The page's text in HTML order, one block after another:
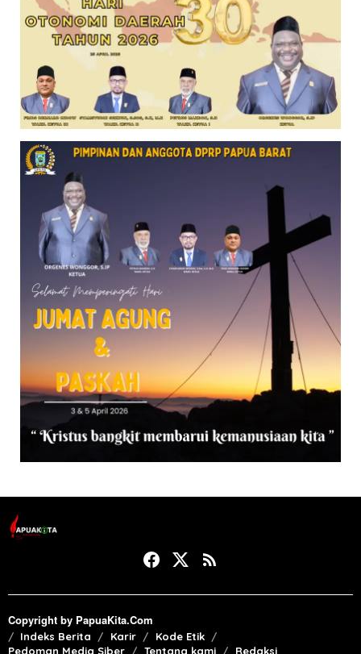
Copyright by PapuaKita.Com
Indeks Berita Karir
Kode Etik
Pedoman Media Siber
Tentang kami Redaksi